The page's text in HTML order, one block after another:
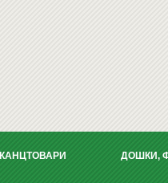
КАНЦТОВАРИ ДОШКИ,